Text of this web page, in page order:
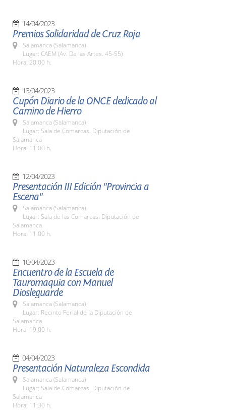
14/04/2023
Premios Solidaridad de Cruz Roja
Salamanca (Salamanca)
Lugar: CAEM (Av. De las Artes. 45-55)
Hora: 20:00 h.
13/04/2023
Cupón Diario de la ONCE dedicado al
Camino de Hierro
Salamanca (Salamanca)
Lugar: Sala de Comarcas. Diputación de
Salamanca
Hora: 11:00 h.
12/04/2023
Presentación III Edición "Provincia a
Escena"
Salamanca (Salamanca)
Lugar: Sala de las Comarcas. Diputación de
Salamanca
Hora: 11:00 h.
10/04/2023
Encuentro de la Escuela de
Tauromaquia con Manuel
Diosleguarde
Salamanca (Salamanca)
Lugar: Recinto Ferial de la Diputación de
Salamanca
Hora: 19:00 h.
04/04/2023
Presentación Naturaleza Escondida
Salamanca (Salamanca)
Lugar: Sala de Comarcas. Diputación de
Salamanca
Hora: 11:30 h.